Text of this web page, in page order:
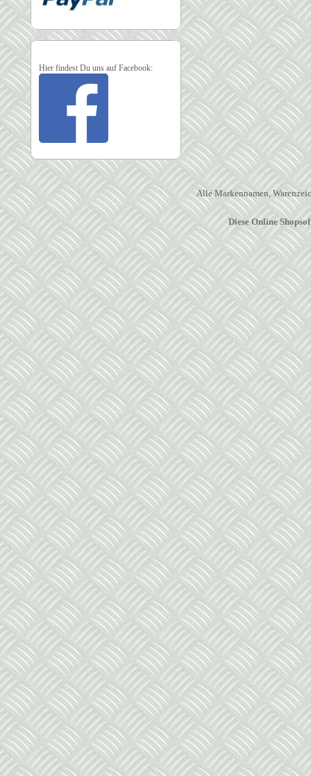
Hier findest Du uns auf Facebook:
Alle Markennamen,
Diese Online